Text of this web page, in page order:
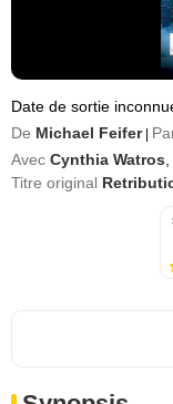
Date de sortie
De Michael Feifer
Avec Cynthia Watros
Titre original